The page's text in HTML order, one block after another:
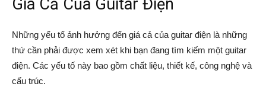
Giá Cả Của Guitar Điện
Những yếu tố ảnh hưởng đến giá cả của guitar điện là những
thứ cần phải được xem xét khi bạn đang tìm kiếm một guitar
điện. Các yếu tố này bao gồm chất liệu, thiết kế, công nghệ và
cấu trúc.